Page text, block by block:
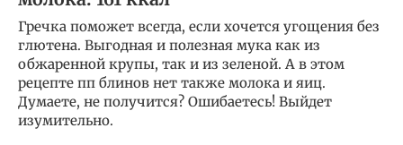
Гречка поможет всегда, если хочется угощения без
глютена. Выгодная и полезная мука как из
обжаренной крупы, так и из зеленой. А в этом
рецепте пп блинов нет также молока и яиц.
Думаете, не получится? Ошибаетесь! Выйдет
изумительно.